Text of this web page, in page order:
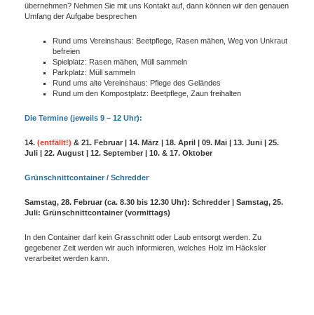
übernehmen? Nehmen Sie mit uns Kontakt auf, dann können wir den genauen
Umfang der Aufgabe besprechen
Rund ums Vereinshaus: Beetpflege, Rasen mähen, Weg von Unkraut
befreien
Spielplatz: Rasen mähen, Müll sammeln
Parkplatz: Müll sammeln
Rund ums alte Vereinshaus: Pflege des Geländes
Rund um den Kompostplatz: Beetpflege, Zaun freihalten
Die Termine (jeweils 9 – 12 Uhr):
14. (entfällt!) & 21. Februar | 14. März | 18. April | 09. Mai | 13. Juni | 25.
Juli | 22. August | 12. September | 10. & 17. Oktober
Grünschnittcontainer / Schredder
Samstag, 28. Februar (ca. 8.30 bis 12.30 Uhr): Schredder | Samstag, 25.
Juli: Grünschnittcontainer (vormittags)
In den Container darf kein Grasschnitt oder Laub entsorgt werden. Zu
gegebener Zeit werden wir auch informieren, welches Holz im Häcksler
verarbeitet werden kann.